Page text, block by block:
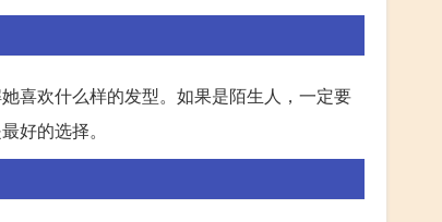
喜欢什么样的发型。如果是陌生人，一定要
好的选择。